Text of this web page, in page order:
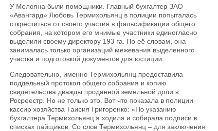
У Мелояна были помощники. Главный бухгалтер ЗАО
«Авангард» Любовь Термихольянц в полиции попыталась
откреститься от своего участия в фальсификации общего
собрания, на котором его мнимые участники единогласно
выделили своему директору 193 га. По её словам, она
занималась только организаций межевания выделенного
участка и подготовкой документов для юстиции.
Следовательно, именно Термихольянц предоставила
поддельный протокол общего собрания и копию
свидетельства дважды проданной земельной доли в
Росреестр. Но не только это. Вот что показала в полиции
кассир хозяйства Таисия Григоренко: «По указанию
бухгалтера Термихольянц я ходила и собирала подписи в
списках пайщиков. Со слов Термихольянц – для заключения